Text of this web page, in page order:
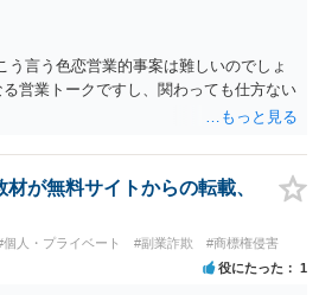
と送付は出来ないでしょう。裁判手続き
へ住んでいないことを調査したうえで，
提起することとなります。 ７につい
誉権侵害として相手から逆に請求を受け
め，避けたほうが良いかと思われます。
う言う色恋営業的事案は難しいのでしょ
営業トークですし、関わっても仕方ない
が無料サイトからの転載、
個人・プライベート #副業詐欺 #商標権侵害
役にたった 1